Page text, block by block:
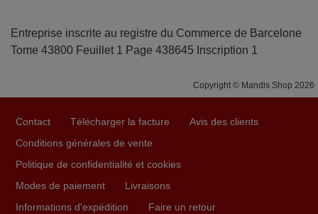
Entreprise inscrite au registre du Commerce de Barcelone
Tome 43800 Feuillet 1 Page 438645 Inscription 1
Copyright © Mandis Shop 2026
Contact Télécharger la facture
Avis des clients
Conditions générales de vente
Politique de confidentialité et cookies
Modes de paiement
Livraisons
Informations d'expédition
Faire un retour